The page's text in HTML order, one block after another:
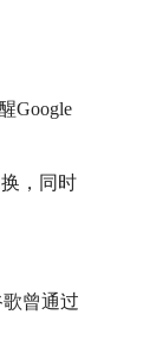
Google
，同时
曾通过